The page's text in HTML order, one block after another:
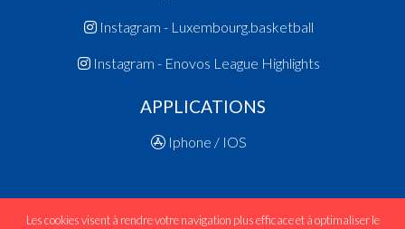
Instagram - Luxembourg.basketball
Instagram - Enovos League Highlights
APPLICATIONS
Iphone / IOS
Les cookies visent à rendre votre navigation plus efficace et à optimaliser le